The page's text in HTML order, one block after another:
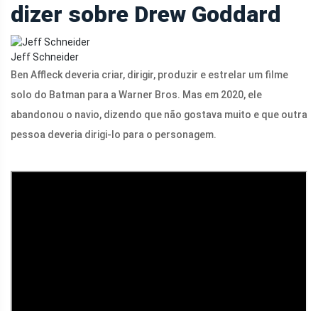
dizer sobre Drew Goddard
Jeff Schneider
Ben Affleck deveria criar, dirigir, produzir e estrelar um filme
solo do Batman para a Warner Bros. Mas em 2020, ele
abandonou o navio, dizendo que não gostava muito e que outra
pessoa deveria dirigi-lo para o personagem.